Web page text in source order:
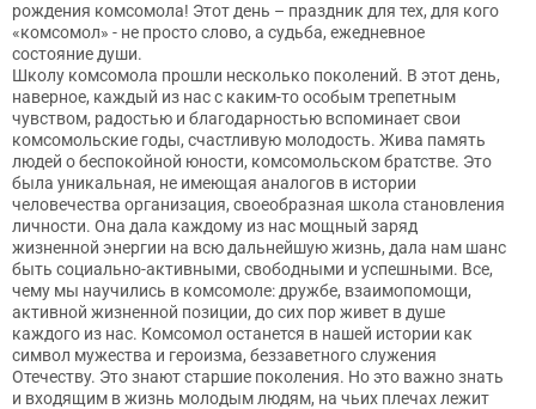
рождения комсомола! Этот день – праздник для тех, для кого
«комсомол» - не просто слово, а судьба, ежедневное
состояние души.
Школу комсомола прошли несколько поколений. В этот день,
наверное, каждый из нас с каким-то особым трепетным
чувством, радостью и благодарностью вспоминает свои
комсомольские годы, счастливую молодость. Жива память
людей о беспокойной юности, комсомольском братстве. Это
была уникальная, не имеющая аналогов в истории
человечества организация, своеобразная школа становления
личности. Она дала каждому из нас мощный заряд
жизненной энергии на всю дальнейшую жизнь, дала нам шанс
быть социально-активными, свободными и успешными. Все,
чему мы научились в комсомоле: дружбе, взаимопомощи,
активной жизненной позиции, до сих пор живет в душе
каждого из нас. Комсомол останется в нашей истории как
символ мужества и героизма, беззаветного служения
Отечеству. Это знают старшие поколения. Но это важно знать
и входящим в жизнь молодым людям, на чьих плечах лежит